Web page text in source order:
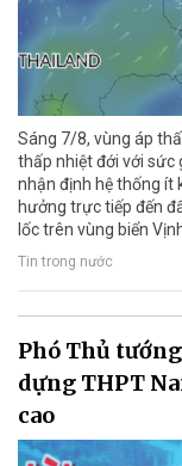
Sáng 7/8, vùng áp
thấp nhiệt đới với sức
nhận định hệ thống ít
hưởng trực tiếp đến
lốc trên vùng biển
Tin trong nước
Phó Thủ
dựng THPT
cao